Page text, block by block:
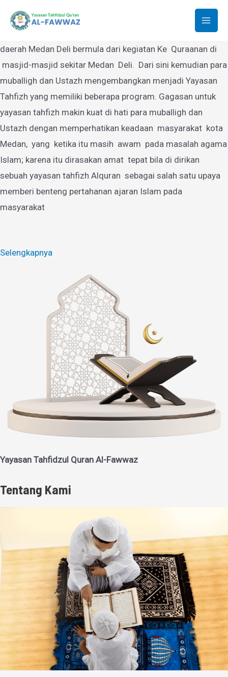
Yayasan Tahfidzul Quran Al-Fawwaz
Yayasan Tahfidzul Quran Al-Fawwaz Medan yang berdiri di
daerah Medan Deli bermula dari kegiatan Ke Quraanan di
masjid-masjid sekitar Medan Deli. Dari sini kemudian para
muballigh dan Ustazh mengembangkan menjadi Yayasan
Tahfizh yang memiliki beberapa program. Gagasan untuk
yayasan tahfizh makin kuat di hati para muballigh dan
Ustazh dengan memperhatikan keadaan masyarakat kota
Medan, yang ketika itu masih awam pada masalah agama
Islam; karena itu dirasakan amat tepat bila di dirikan
sebuah yayasan tahfizh Alquran sebagai salah satu upaya
memberi benteng pertahanan ajaran Islam pada
masyarakat
Selengkapnya
Yayasan Tahfidzul Quran Al-Fawwaz
Tentang Kami